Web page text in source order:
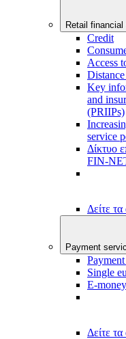
Retail
Credit
Access
Key
and
(PRIIPs)
service
Δίκτυο
FIN-
Δείτε
Payment
Single
E-money
Δείτε